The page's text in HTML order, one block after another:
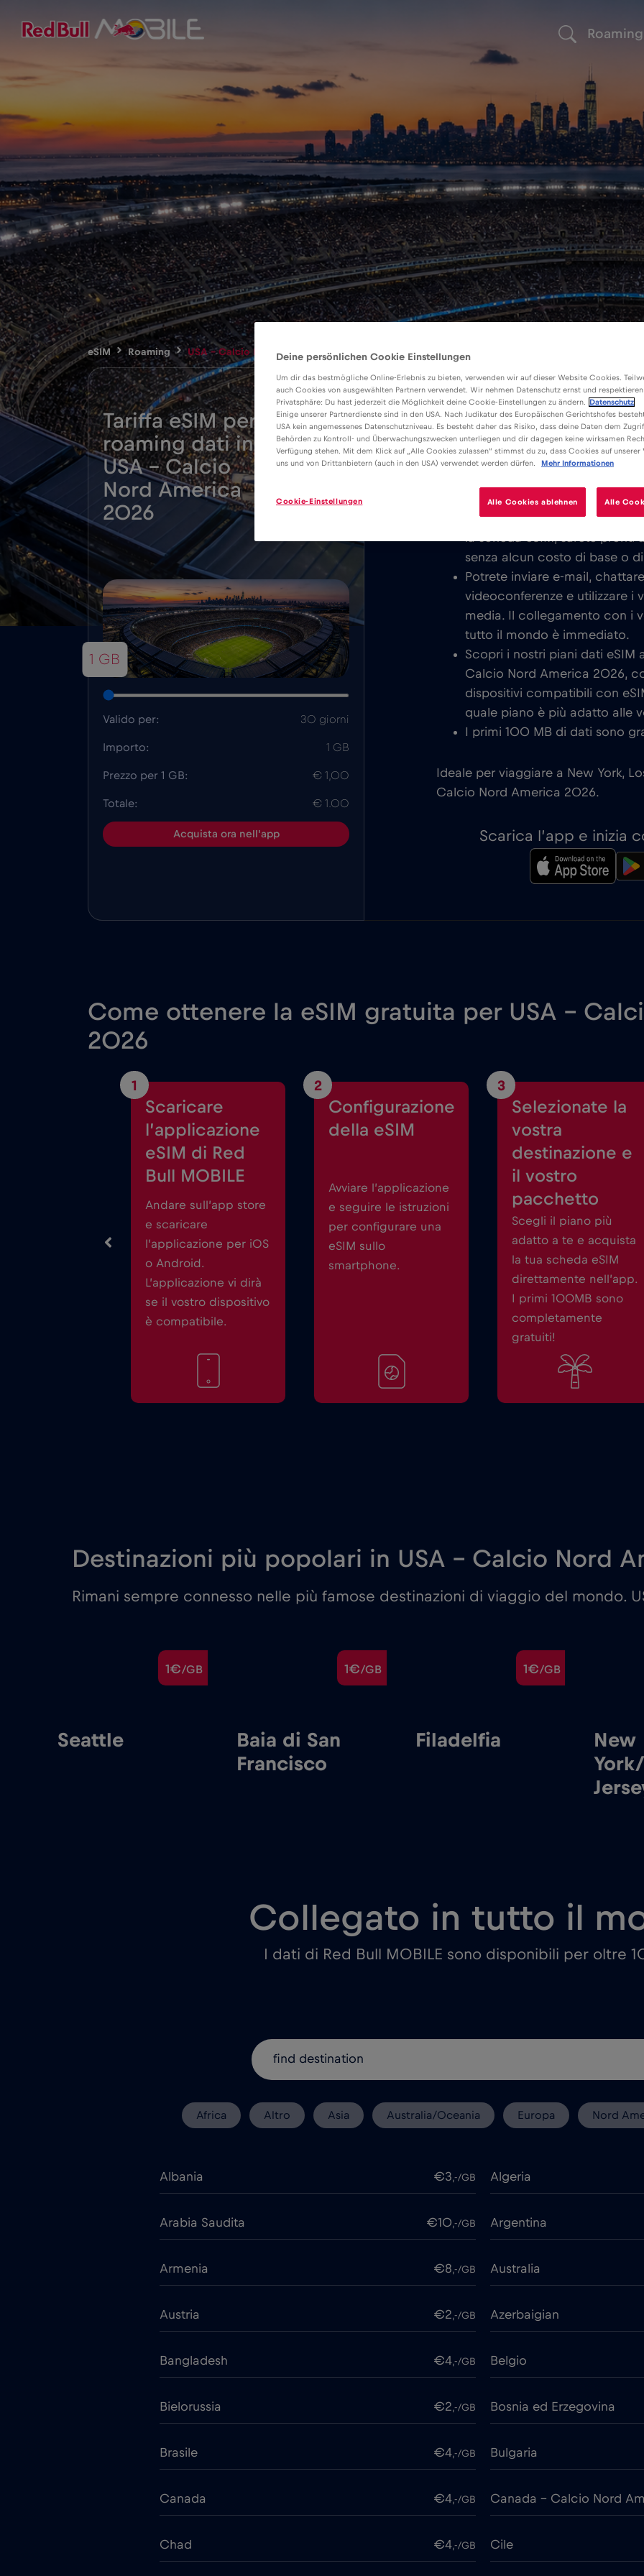
Roaming
eSIM Roaming USA – Calcio Nord America 2026
Tariffa eSIM per il
roaming dati in
USA - Calcio
Nord America
2026
1€
1 GB
Valido per: 30 giorni
Importo: 1 GB
Prezzo per 1 GB: € 1,00
Totale: € 1.00
Acquista ora nell'app
Vantaggi Descrizione
Scarica l’applicazione Red Bull
goditi Internet mobile illimitato a
Non addebitiamo mai un
la scheda eSIM, sarete
senza alcun costo di base o
Potrete inviare e-mail,
videoconferenze e utilizzare i
media. Il collegamento con i
tutto il mondo è immediato.
Scopri i nostri piani dati eSIM
Calcio Nord America 2026,
dispositivi compatibili con
quale piano è più adatto alle
I primi 100 MB di dati sono
Ideale per viaggiare a New York,
Calcio Nord America 2026.
Scarica l’app e inizia
Come ottenere la eSIM gratuita per USA -
2026
1
Scaricare
l’applicazione
eSIM di Red
Bull MOBILE
Andare sull’app store
e scaricare
l’applicazione per iOS
o Android.
L’applicazione vi dirà
se il vostro dispositivo
è compatibile.
2
Configurazione
della eSIM
Avviare l’applicazione
e seguire le istruzioni
per configurare una
eSIM sullo
smartphone.
3
Selezionate la
vostra
destinazione e
il vostro
pacchetto
Scegli il piano più
adatto a te e acquista
la tua scheda eSIM
direttamente nell’app.
I primi 100MB sono
completamente
gratuiti!
Destinazioni più popolari in USA - Calcio Nord
Rimani sempre connesso nelle più famose destinazioni di viaggio del mondo.
1€/GB
Baia di San
1€/GB
Filadelfia
1€/GB
New
Miami
Collegato in tutto il
I dati di Red Bull MOBILE sono disponibili per oltre
Africa Altro Asia Australia/Oceania Europa Nord
Albania €3,-/GB Algeria
Arabia Saudita €10,-/GB Argentina
Armenia €8,-/GB Australia
Austria €2,-/GB Azerbaigian
Bangladesh €4,-/GB Belgio
Bielorussia €2,-/GB Bosnia ed Erzegovina
Brasile €4,-/GB Bulgaria
Canada €4,-/GB Canada - Calcio Nord
Chad €4,-/GB Cile
Deine persönlichen Cookie Einstellungen
Um dir das bestmögliche Online-Erlebnis zu bieten, verwenden wir auf dieser Website Cookies.
auch Cookies von ausgewählten Partnern verwendet. Wir nehmen Datenschutz ernst und
Privatsphäre: Du hast jederzeit die Möglichkeit deine Cookie-Einstellungen zu ändern.
Datenschutz
Einige unserer Partnerdienste sind in den USA. Nach Judikatur des Europäischen Gerichtshofes
USA kein angemessenes Datenschutzniveau. Es besteht daher das Risiko, dass deine Daten dem
Behörden zu Kontroll- und Überwachungszwecken unterliegen und dir dagegen keine wirksamen
Verfügung stehen. Mit dem Klick auf „Alle Cookies zulassen“ stimmst du zu, dass Cookies auf unserer
uns und von Drittanbietern (auch in den USA) verwendet werden dürfen.
Mehr Informationen
Alle Cookies ablehnen Alle
Cookie-Einstellungen